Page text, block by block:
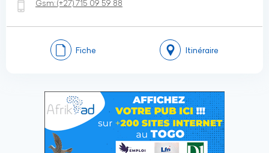
Gsm:(+27)715 09 59 88
Fiche Itinéraire